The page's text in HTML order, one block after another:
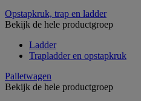
Opstapkruk, trap en ladder
Bekijk de hele productgroep
Ladder
Trapladder en opstapkruk
Palletwagen
Bekijk de hele productgroep